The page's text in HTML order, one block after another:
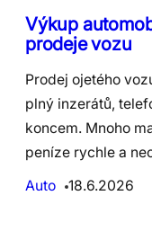
Výkup
prodeje vozu
Prodej ojetého
plný inzerátů,
koncem. Mnoho
peníze rychle a
Auto
18.6.2026